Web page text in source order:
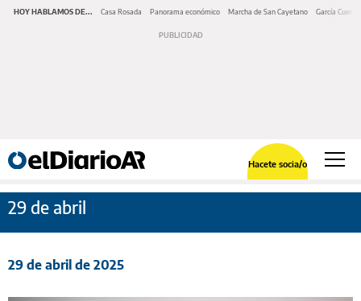
HOY HABLAMOS DE... Casa Rosada Panorama económico Marcha de San Cayetano García Cuerva
Hacete socia/o
29 de abril
29 de abril de 2025